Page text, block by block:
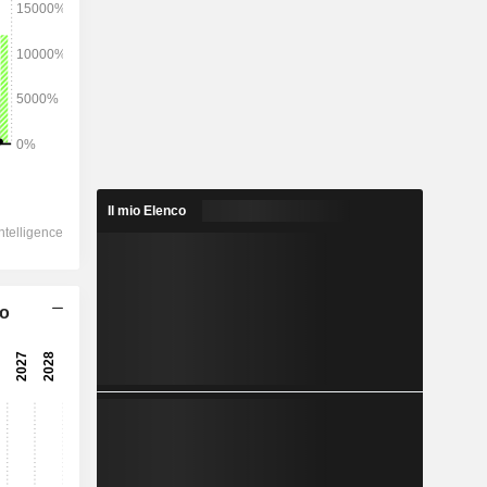
2028
5,39%
-764,7
534,3
Il mio Elenco